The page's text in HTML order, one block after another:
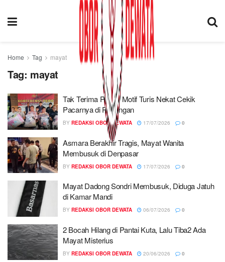
Home Tag mayat
Tag: mayat
Tak Terima Putus, Motif Turis Nekat Cekik
Pacarnya di Pedungan
BY REDAKSI OBOR DEWATA 17/07/2026 0
Asmara Berakhir Tragis, Mayat Wanita
Membusuk di Denpasar
BY REDAKSI OBOR DEWATA 17/07/2026 0
Mayat Dadong Sondri Membusuk, Diduga Jatuh
di Kamar Mandi
BY REDAKSI OBOR DEWATA 06/07/2026 0
2 Bocah Hilang di Pantai Kuta, Lalu Tiba2 Ada
Mayat Misterius
BY REDAKSI OBOR DEWATA 20/06/2026 0